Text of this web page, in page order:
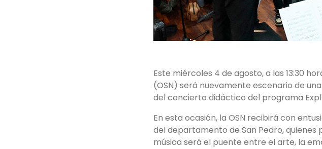
Este miércoles 4 de agosto, a las 13:30
(OSN) será nuevamente escenario de
del concierto didáctico del programa
En esta ocasión, la OSN recibirá con
del departamento de San Pedro,
música será el puente entre el arte, la